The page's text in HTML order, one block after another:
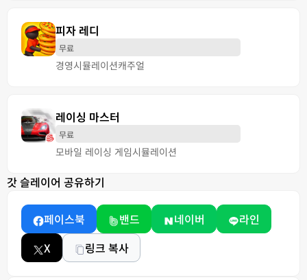
피자 레디
무료
경영시뮬레이션캐주얼
레이싱 마스터
무료
모바일 레이싱 게임시뮬레이션
갓 슬레이어 공유하기
페이스북 밴드 네이버
라인
X
링크 복사